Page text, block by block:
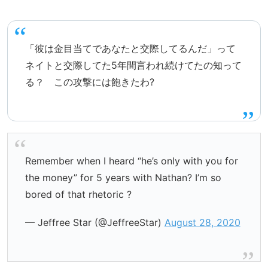
「彼は金目当てであなたと交際してるんだ」って
ネイトと交際してた5年間言われ続けてたの知って
る？ この攻撃には飽きたわ?
Remember when I heard “he’s only with you for
the money” for 5 years with Nathan? I’m so
bored of that rhetoric ?
— Jeffree Star (@JeffreeStar) August 28, 2020